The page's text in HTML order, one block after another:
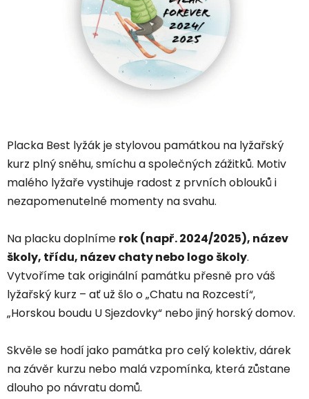
Placka Best lyžák je stylovou památkou na lyžařský
kurz plný sněhu, smíchu a společných zážitků. Motiv
malého lyžaře vystihuje radost z prvních oblouků i
nezapomenutelné momenty na svahu.
Na placku doplníme rok (např. 2024/2025), název
školy, třídu, název chaty nebo logo školy.
Vytvoříme tak originální památku přesně pro váš
lyžařský kurz – ať už šlo o „Chatu na Rozcestí“,
„Horskou boudu U Sjezdovky“ nebo jiný horský domov.
Skvěle se hodí jako památka pro celý kolektiv, dárek
na závěr kurzu nebo malá vzpomínka, která zůstane
dlouho po návratu domů.